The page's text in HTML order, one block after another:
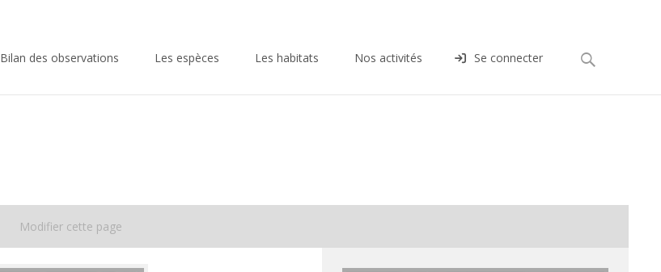
Bilan des observations Les espèces Les habitats Nos activités Se connecter Rechercher :
Modifier cette page